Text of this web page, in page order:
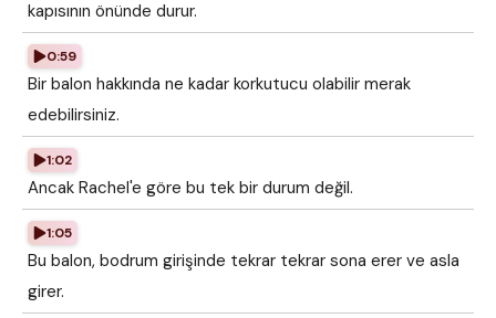
kapısının önünde durur.
0:59
Bir balon hakkında ne kadar korkutucu olabilir merak
edebilirsiniz.
1:02
Ancak Rachel'e göre bu tek bir durum değil.
1:05
Bu balon, bodrum girişinde tekrar tekrar sona erer ve asla
girer.